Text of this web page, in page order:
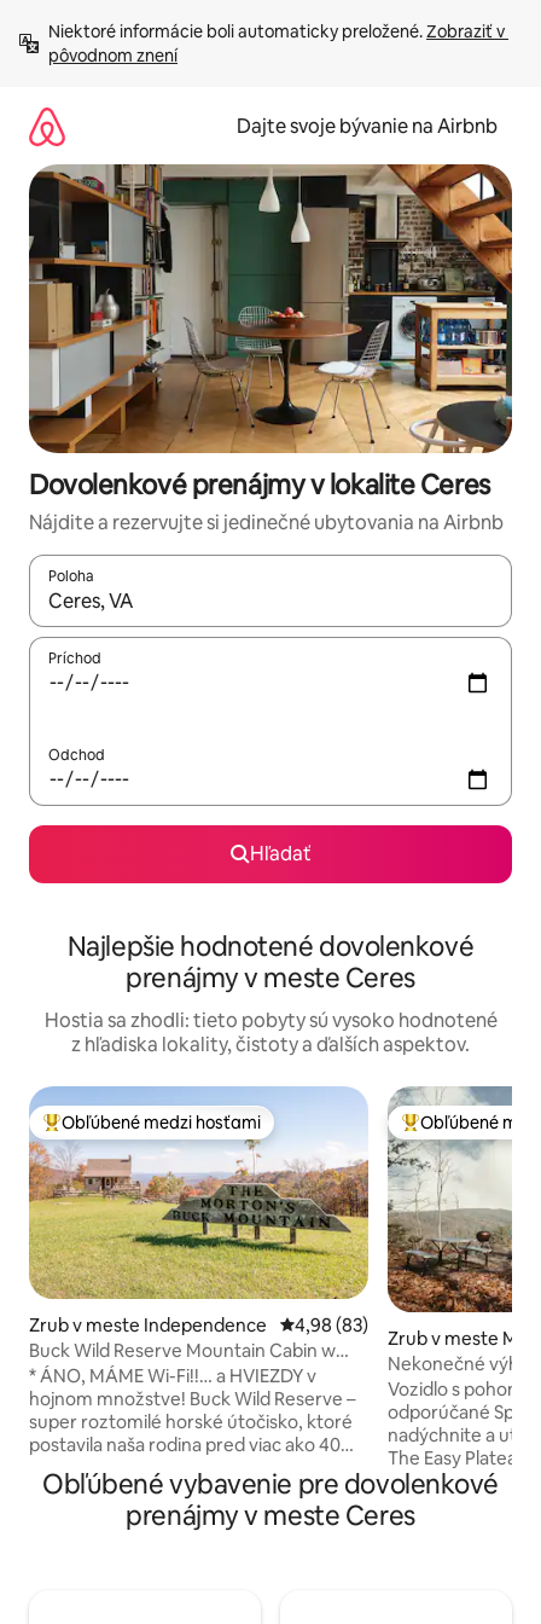
obsah.
Niektoré informácie boli automaticky preložené. Zobraziť v
pôvodnom znení
Dajte svoje bývanie na Airbnb
Dovolenkové prenájmy v lokalite Ceres
Nájdite a rezervujte si jedinečné ubytovania na Airbnb
Poloha
Keď budú výsledky k dispozícii, môžete si ich prechádzať
Príchod
Odchod
Hľadať
Najlepšie hodnotené dovolenkové
prenájmy v meste Ceres
Hostia sa zhodli: tieto pobyty sú vysoko hodnotené
z hľadiska lokality, čistoty a ďalších aspektov.
Najobľúbenejšie medzi hosťami
Obľúbené medzi hosťami
Zrub v meste Independence Priemerné ohodnotenie 4,98
4,98 (83)
Buck Wild Reserve Mountain Cabin w
VIEWS, need 4WD
* ÁNO, MÁME Wi-Fi!!… a HVIEZDY v
hojnom množstve! Buck Wild Reserve –
super roztomilé horské útočisko, ktoré
postavila naša rodina pred viac ako 40
rokmi. Naše útočisko s rozlohou 102 m²
ponúka neskutočný VÝHĽAD, pokojné
noci a žiadne predstieranie. Môže byť
potrebné vozidlo s pohonom všetkých
Najobľúbenejšie
Obľúbené
Zrub v meste
Nekonečné
sauna
Vozidlo s
odporúčané Spomaľte, zhlboka sa
nadýchnite a
The Easy
domáce zvieratá
vrchole
úchvatným
Obľúbené vybavenie pre dovolenkové
prenájmy v meste Ceres